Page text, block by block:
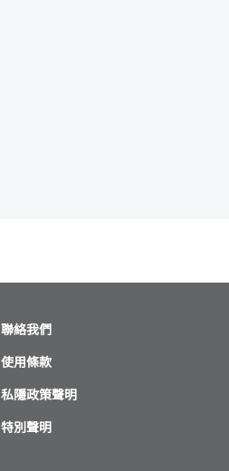
聯絡我們
使用條款
私隱政策聲明
特別聲明